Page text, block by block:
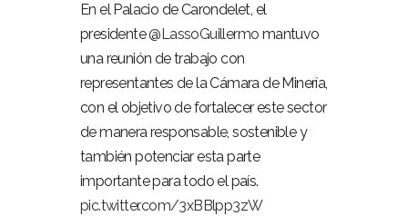
En el Palacio de Carondelet, el
presidente@LassoGuillermo mantuvo
una reunión de trabajo con
representantes de la Cámara de Minería,
con el objetivo de fortalecer este sector
de manera responsable, sostenible y
también potenciar esta parte
importante para todo el país.
pic.twitter.com/3xBBlpp3zW